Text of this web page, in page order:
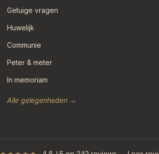
Getuige vragen
Huwelijk
Communie
Peter & meter
In memoriam
Alle gelegenheden →